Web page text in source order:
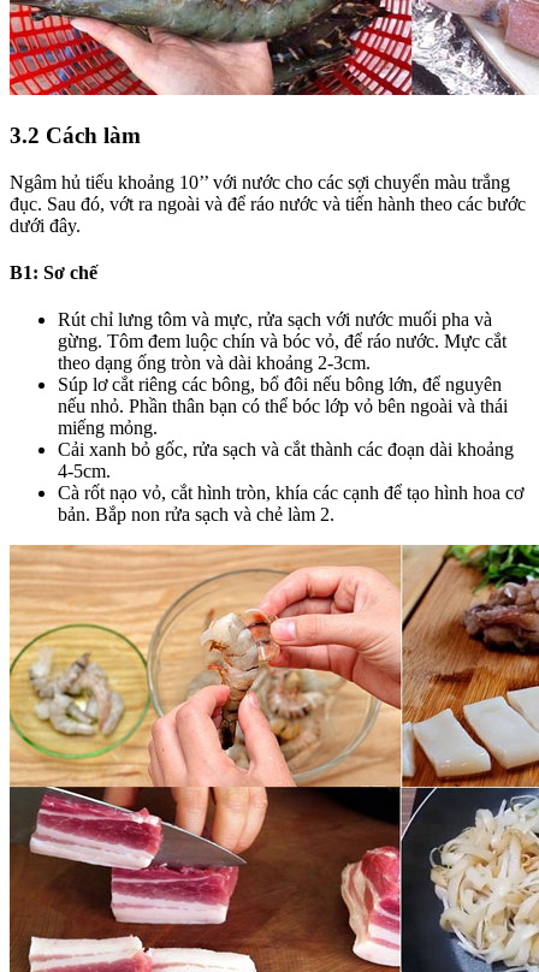
3.2 Cách làm
Ngâm hủ tiếu khoảng 10’’ với nước cho các sợi chuyển màu trắng
đục. Sau đó, vớt ra ngoài và để ráo nước và tiến hành theo các bước
dưới đây.
B1: Sơ chế
Rút chỉ lưng tôm và mực, rửa sạch với nước muối pha và
gừng. Tôm đem luộc chín và bóc vỏ, để ráo nước. Mực cắt
theo dạng ống tròn và dài khoảng 2-3cm.
Súp lơ cắt riêng các bông, bổ đôi nếu bông lớn, để nguyên
nếu nhỏ. Phần thân bạn có thể bóc lớp vỏ bên ngoài và thái
miếng mỏng.
Cải xanh bỏ gốc, rửa sạch và cắt thành các đoạn dài khoảng
4-5cm.
Cà rốt nạo vỏ, cắt hình tròn, khía các cạnh để tạo hình hoa cơ
bản. Bắp non rửa sạch và chẻ làm 2.